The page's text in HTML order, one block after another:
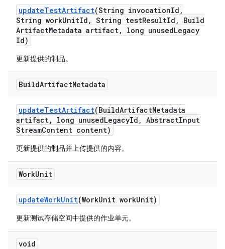
updateTestArtifact(String invocationId ,
String workUnitId , String testResultId ,
Build
ArtifactMetadata artifact, long unusedLegacy
Id)
更新提供的制品。
BuildArtifactMetadata
updateTestArtifact(BuildArtifactMetadata
artifact, long unusedLegacyId , AbstractInput
StreamContent content)
更新提供的制品并上传提供的内容。
WorkUnit
updateWorkUnit(WorkUnit workUnit)
更新测试存储空间中提供的作业单元。
void